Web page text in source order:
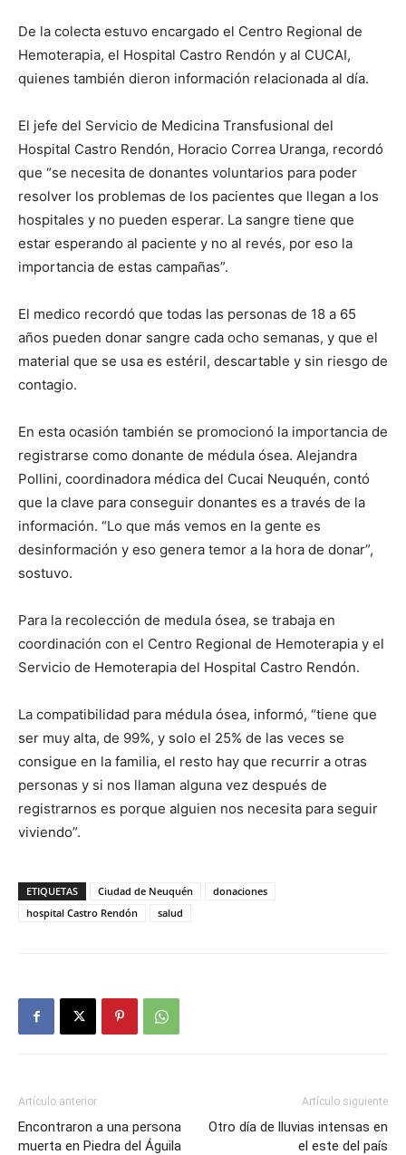
De la colecta estuvo encargado el Centro Regional de
Hemoterapia, el Hospital Castro Rendón y al CUCAI,
quienes también dieron información relacionada al día.
El jefe del Servicio de Medicina Transfusional del
Hospital Castro Rendón, Horacio Correa Uranga, recordó
que “se necesita de donantes voluntarios para poder
resolver los problemas de los pacientes que llegan a los
hospitales y no pueden esperar. La sangre tiene que
estar esperando al paciente y no al revés, por eso la
importancia de estas campañas”.
El medico recordó que todas las personas de 18 a 65
años pueden donar sangre cada ocho semanas, y que el
material que se usa es estéril, descartable y sin riesgo de
contagio.
En esta ocasión también se promocionó la importancia de
registrarse como donante de médula ósea. Alejandra
Pollini, coordinadora médica del Cucai Neuquén, contó
que la clave para conseguir donantes es a través de la
información. “Lo que más vemos en la gente es
desinformación y eso genera temor a la hora de donar”,
sostuvo.
Para la recolección de medula ósea, se trabaja en
coordinación con el Centro Regional de Hemoterapia y el
Servicio de Hemoterapia del Hospital Castro Rendón.
La compatibilidad para médula ósea, informó, “tiene que
ser muy alta, de 99%, y solo el 25% de las veces se
consigue en la familia, el resto hay que recurrir a otras
personas y si nos llaman alguna vez después de
registrarnos es porque alguien nos necesita para seguir
viviendo”.
ETIQUETAS Ciudad de Neuquén
donaciones
hospital Castro Rendón
salud
Artículo anterior
Encontraron a una persona
muerta en Piedra del Águila
Artículo siguiente
Otro día de lluvias intensas en
el este del país